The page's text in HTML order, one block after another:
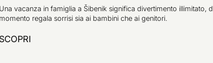
Una vacanza in famiglia a Šibenik significa divertimento illimitato,
momento regala sorrisi sia ai bambini che ai genitori.
SCOPRI